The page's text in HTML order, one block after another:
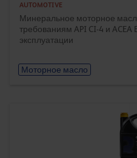
AUTOMOTIVE
Минеральное моторное
требованиям API CI-4 и ACEA
эксплуатации
Моторное масло